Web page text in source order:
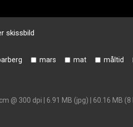
skissbild
mars mat måltid
@ 300 dpi | 6.91 MB (jpg) | 60.16 MB (8